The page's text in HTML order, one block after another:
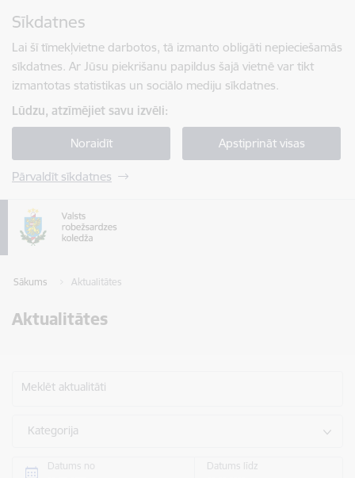
Sīkdatnes
Lai šī tīmekļvietne darbotos, tā izmanto obligāti nepieciešamās
sīkdatnes. Ar Jūsu piekrišanu papildus šajā vietnē var tikt
izmantotas statistikas un sociālo mediju sīkdatnes.
Lūdzu, atzīmējiet savu izvēli:
Noraidīt Apstiprināt visas
Pārvaldīt sīkdatnes
Sākums Aktualitātes
Aktualitātes
Meklēt aktualitāti
Kategorija
Datums no Datums līdz